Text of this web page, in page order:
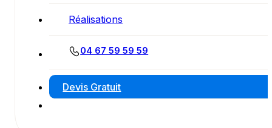
Réalisations
04 67 59 59 59
Devis Gratuit